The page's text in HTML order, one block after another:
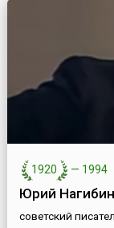
1920 — 1994
Юрий Нагибин
советский